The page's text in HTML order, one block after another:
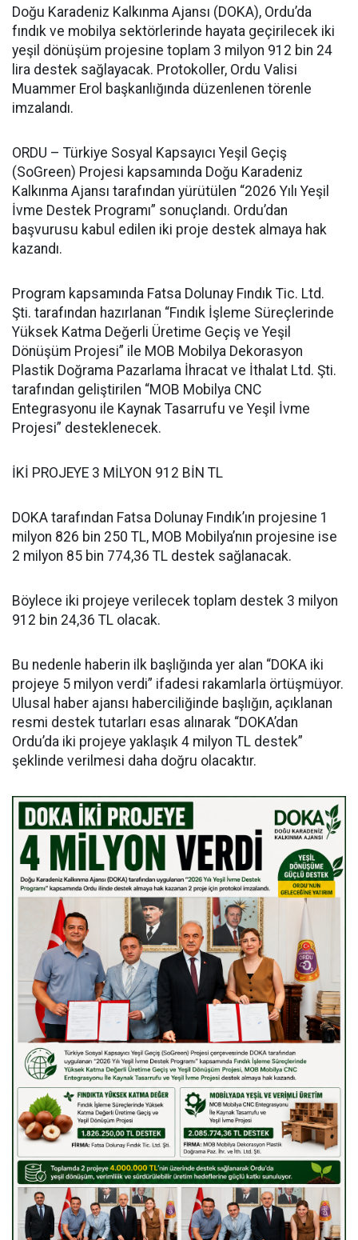
Doğu Karadeniz Kalkınma Ajansı (DOKA), Ordu’da
fındık ve mobilya sektörlerinde hayata geçirilecek iki
yeşil dönüşüm projesine toplam 3 milyon 912 bin 24
lira destek sağlayacak. Protokoller, Ordu Valisi
Muammer Erol başkanlığında düzenlenen törenle
imzalandı.
ORDU – Türkiye Sosyal Kapsayıcı Yeşil Geçiş
(SoGreen) Projesi kapsamında Doğu Karadeniz
Kalkınma Ajansı tarafından yürütülen “2026 Yılı Yeşil
İvme Destek Programı” sonuçlandı. Ordu’dan
başvurusu kabul edilen iki proje destek almaya hak
kazandı.
Program kapsamında Fatsa Dolunay Fındık Tic. Ltd.
Şti. tarafından hazırlanan “Fındık İşleme Süreçlerinde
Yüksek Katma Değerli Üretime Geçiş ve Yeşil
Dönüşüm Projesi” ile MOB Mobilya Dekorasyon
Plastik Doğrama Pazarlama İhracat ve İthalat Ltd. Şti.
tarafından geliştirilen “MOB Mobilya CNC
Entegrasyonu ile Kaynak Tasarrufu ve Yeşil İvme
Projesi” desteklenecek.
İKİ PROJEYE 3 MİLYON 912 BİN TL
DOKA tarafından Fatsa Dolunay Fındık’ın projesine 1
milyon 826 bin 250 TL, MOB Mobilya’nın projesine ise
2 milyon 85 bin 774,36 TL destek sağlanacak.
Böylece iki projeye verilecek toplam destek 3 milyon
912 bin 24,36 TL olacak.
Bu nedenle haberin ilk başlığında yer alan “DOKA iki
projeye 5 milyon verdi” ifadesi rakamlarla örtüşmüyor.
Ulusal haber ajansı haberciliğinde başlığın, açıklanan
resmi destek tutarları esas alınarak “DOKA’dan
Ordu’da iki projeye yaklaşık 4 milyon TL destek”
şeklinde verilmesi daha doğru olacaktır.